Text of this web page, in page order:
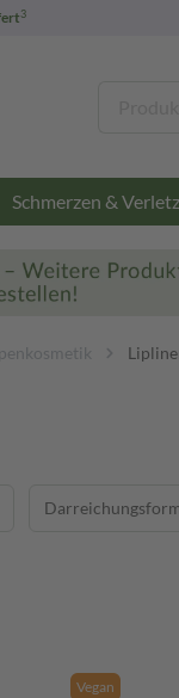
3
Schmerzen &
Vegan